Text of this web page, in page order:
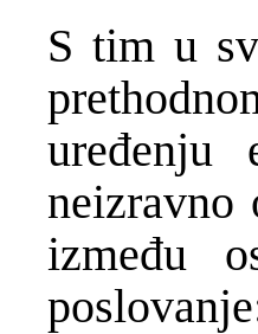
S tim u
uređenju
između